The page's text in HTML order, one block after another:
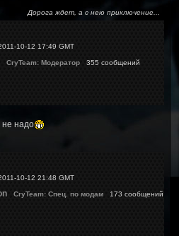
Дорога ждет, а с нею приключение...
10-12 17:49 GMT
CryTeam: Модератор 355 сообщений
не надо
10-12 21:48 GMT
CryTeam: Спец. по модам 173 сообщений